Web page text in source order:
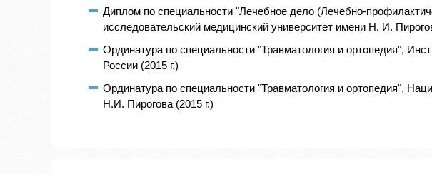
Диплом по специальности "Лечебное дело (Лечебно-
исследовательский медицинский университет имени Н. И.
Ординатура по специальности "Травматология и ортопедия",
России (2015 г.)
Ординатура по специальности "Травматология и ортопедия",
Н.И. Пирогова (2015 г.)